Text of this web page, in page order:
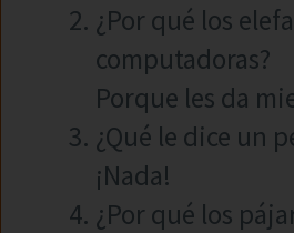
¿Por qué los
computadoras?
Porque les da
¿Qué le dice un
¡Nada!
¿Por qué los